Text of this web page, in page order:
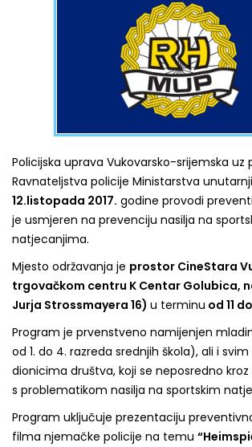
Policijska uprava Vukovarsko-srijemska uz
Ravnateljstva policije Ministarstva
12.listopada 2017. godine provodi
je usmjeren na prevenciju nasilja na
natjecanjima.
Mjesto održavanja je prostor CineStara
trgovačkom centru K Centar Golubica,
Jurja Strossmayera 16) u terminu od 11
Program je prvenstveno namijenjen
od 1. do 4. razreda srednjih škola), ali i
dionicima društva, koji se neposredno
s problematikom nasilja na sportskim
Program uključuje prezentaciju
filma njemačke policije na temu